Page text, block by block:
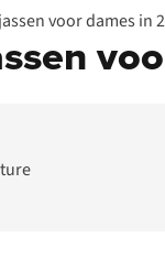
voor dames in